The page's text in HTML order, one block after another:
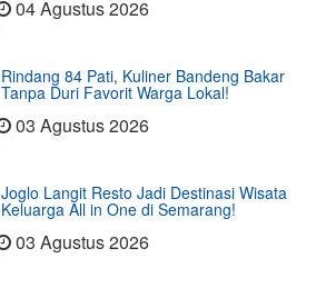
04 Agustus 2026
Rindang 84 Pati, Kuliner Bandeng Bakar
Tanpa Duri Favorit Warga Lokal!
03 Agustus 2026
Joglo Langit Resto Jadi Destinasi Wisata
Keluarga All in One di Semarang!
03 Agustus 2026